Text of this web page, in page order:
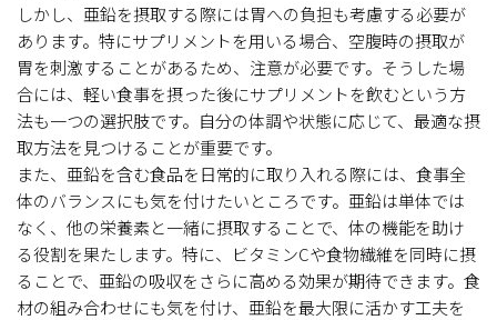
しかし、亜鉛を摂取する際には胃への負担も考慮する必要が
あります。特にサプリメントを用いる場合、空腹時の摂取が
胃を刺激することがあるため、注意が必要です。そうした場
合には、軽い食事を摂った後にサプリメントを飲むという方
法も一つの選択肢です。自分の体調や状態に応じて、最適な摂
取方法を見つけることが重要です。
また、亜鉛を含む食品を日常的に取り入れる際には、食事全
体のバランスにも気を付けたいところです。亜鉛は単体では
なく、他の栄養素と一緒に摂取することで、体の機能を助け
る役割を果たします。特に、ビタミンCや食物繊維を同時に摂
ることで、亜鉛の吸収をさらに高める効果が期待できます。食
材の組み合わせにも気を付け、亜鉛を最大限に活かす工夫を